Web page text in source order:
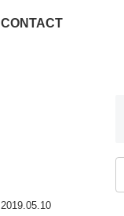
CONTACT
2019.05.10